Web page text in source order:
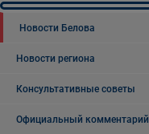
Новости Белова
Новости региона
Консультативные советы
Официальный комментарий